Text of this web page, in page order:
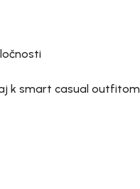
k smart casual outfitom